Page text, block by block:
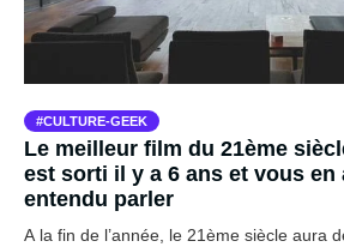
CULTURE-GEEK
Le meilleur film du 21ème
est sorti il y a 6 ans et vous en
entendu parler
A la fin de l’année, le 21ème siècle aura